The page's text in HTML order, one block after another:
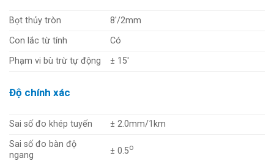
Bọt thủy tròn
8'/2mm
Con lắc từ tính
Có
Phạm vi bù trừ tự động
± 15'
Độ chính xác
Sai số đo khép tuyến
± 2.0mm/1km
Sai số đo bàn độ
ngang
± 0.5o